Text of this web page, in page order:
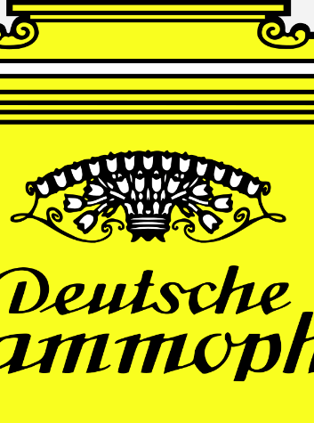
Andrè Schuen at Deutsche Grammophon
FRANZ
SCHUBERT
Schwanengesang